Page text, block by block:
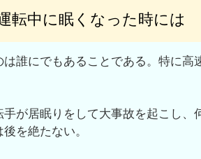
転中に眠くなった時には
誰にでもあることである。特に
が居眠りをして大事故を起こし
を絶たない。